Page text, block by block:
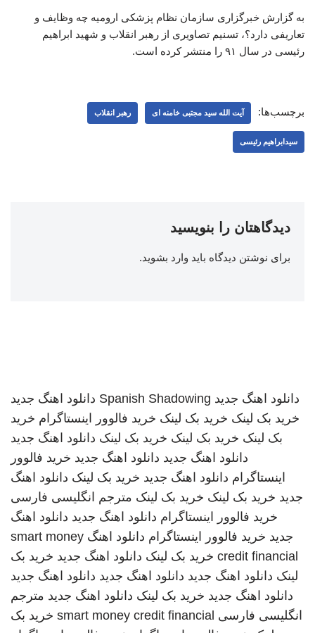
به گزارش خبرگزاری سازمان نظام پزشکی ارومیه چه وظایف و
تعاریفی دارد؟، تسنیم تصاویری از رهبر انقلاب و شهید ابراهیم
رئیسی در سال ۹۱ را منتشر کرده است.
برچسب‌ها: آیت الله سید مجتبی خامنه ای رهبر انقلاب
سیدابراهیم رئیسی
دیدگاهتان را بنویسید
برای نوشتن دیدگاه باید وارد بشوید.
دانلود اهنگ جدید Spanish Shadowing دانلود اهنگ جدید
خرید بک لینک خرید بک لینک خرید فالوور اینستاگرام خرید
بک لینک خرید بک لینک خرید بک لینک دانلود اهنگ جدید
دانلود اهنگ جدید دانلود اهنگ جدید خرید فالوور
اینستاگرام دانلود اهنگ جدید خرید بک لینک دانلود اهنگ
جدید خرید بک لینک خرید بک لینک مترجم انگلیسی فارسی
خرید فالوور اینستاگرام دانلود اهنگ جدید دانلود اهنگ
جدید خرید فالوور اینستاگرام دانلود اهنگ smart money
credit financial خرید بک لینک دانلود اهنگ جدید خرید بک
لینک دانلود اهنگ جدید دانلود اهنگ جدید دانلود اهنگ جدید
دانلود اهنگ جدید خرید بک لینک دانلود اهنگ جدید مترجم
انگلیسی فارسی smart money credit financial خرید بک